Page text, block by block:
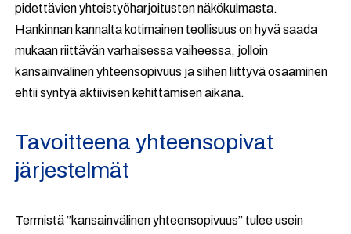
pidettävien yhteistyöharjoitusten näkökulmasta.
Hankinnan kannalta kotimainen teollisuus on hyvä saada
mukaan riittävän varhaisessa vaiheessa, jolloin
kansainvälinen yhteensopivuus ja siihen liittyvä osaaminen
ehtii syntyä aktiivisen kehittämisen aikana.
Tavoitteena yhteensopivat
järjestelmät
Termistä ”kansainvälinen yhteensopivuus” tulee usein